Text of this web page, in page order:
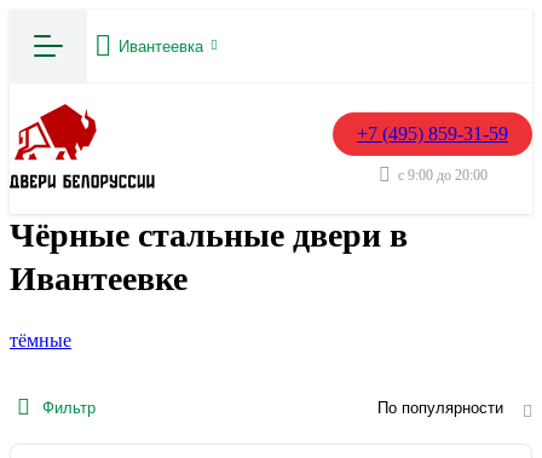
Ивантеевка
+7 (495) 859-31-59
с 9:00 до 20:00
Чёрные стальные двери в
Ивантеевке
тёмные
Фильтр По популярности